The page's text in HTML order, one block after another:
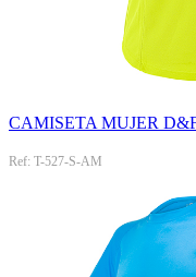
CAMISETA MUJER
Ref: T-527-S-AM